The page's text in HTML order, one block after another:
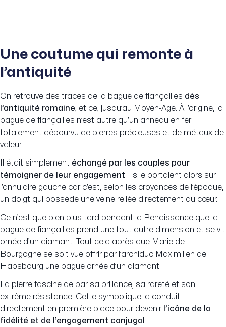
Une coutume qui remonte à
l’antiquité
On retrouve des traces de la bague de fiançailles dès
l’antiquité romaine , et ce, jusqu’au Moyen-Age. À l’origine, la
bague de fiançailles n’est autre qu’un anneau en fer
totalement dépourvu de pierres précieuses et de métaux de
valeur.
Il était simplement échangé par les couples pour
témoigner de leur engagement . Ils le portaient alors sur
l’annulaire gauche car c’est, selon les croyances de l’époque,
un doigt qui possède une veine reliée directement au cœur.
Ce n’est que bien plus tard pendant la Renaissance que la
bague de fiançailles prend une tout autre dimension et se vit
ornée d’un diamant. Tout cela après que Marie de
Bourgogne se soit vue offrir par l’archiduc Maximilien de
Habsbourg une bague ornée d’un diamant.
La pierre fascine de par sa brillance, sa rareté et son
extrême résistance. Cette symbolique la conduit
directement en première place pour devenir l’icône de la
fidélité et de l’engagement conjugal